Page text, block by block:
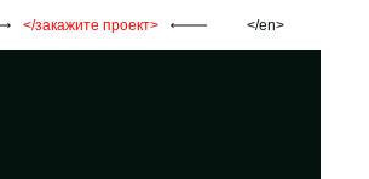
закажите проект en